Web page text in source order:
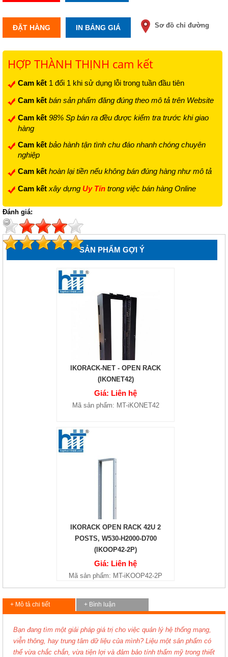
ĐẶT HÀNG IN BẢNG GIÁ Sơ đồ chỉ đường
HỢP THÀNH THỊNH cam kết
Cam kết 1 đổi 1 khi sử dụng lỗi trong tuần đầu tiên
Cam kết bán sản phẩm đăng đúng theo mô tả trên Website
Cam kết 98% Sp bán ra đều được kiểm tra trước khi giao
hàng
Cam kết bảo hành tận tình chu đáo nhanh chóng chuyên
nghiệp
Cam kết hoàn lại tiền nếu không bán đúng hàng như mô tả
Cam kết xây dựng Uy Tín trong việc bán hàng Online
Đánh giá:
SẢN PHẨM GỢI Ý
IKORACK-NET - OPEN RACK
(IKONET42)
Giá: Liên hệ
Mã sản phẩm: MT-iKONET42
IKORACK OPEN RACK 42U 2
POSTS, W530-H2000-D700
(IKOOP42-2P)
Giá: Liên hệ
Mã sản phẩm: MT-iKOOP42-2P
+ Mô tả chi tiết + Bình luận
Bạn đang tìm một giải pháp giá trị cho việc quản lý hệ thống mạng,
viễn thông, hay trung tâm dữ liệu của mình? Liệu một sản phẩm có
thể vừa chắc chắn, vừa tiện lợi và đảm bảo tính thẩm mỹ trong thiết